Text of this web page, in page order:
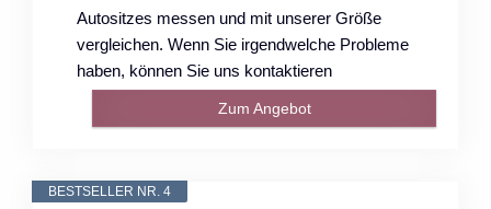
Autositzes messen und mit unserer Größe
vergleichen. Wenn Sie irgendwelche Probleme
haben, können Sie uns kontaktieren
Zum Angebot
BESTSELLER NR. 4